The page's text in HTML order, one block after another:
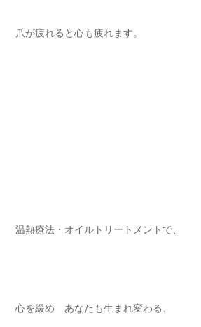
爪が疲れると心も疲れます。⁡
温熱療法・オイルトリートメントで⁡、
心を緩め あなたも生まれ変わる⁡、